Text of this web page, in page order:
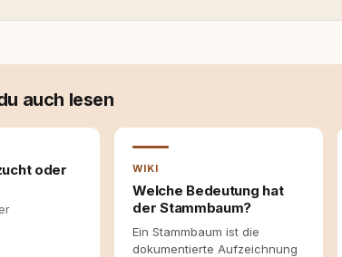
entsteht echte Bindung dort, wo Verständnis Wissen
auch lesen
oder
WIKI
Welche Bedeutung hat
der Stammbaum?
Ein Stammbaum ist die
dokumentierte Aufzeichnung